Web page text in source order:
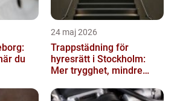
du
24 maj 2026
Trappstädning för
hyresrätt i Stockholm:
Mer trygghet, mindre